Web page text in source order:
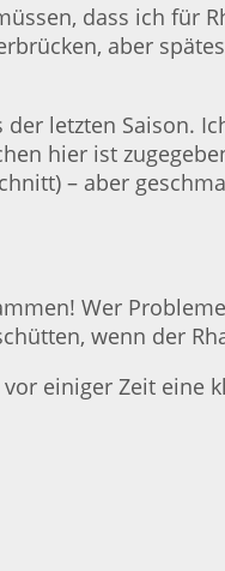
dass ich
aber
letzten Saison.
hier ist
– aber
Wer
wenn der
einiger Zeit eine